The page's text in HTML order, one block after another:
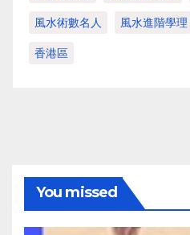
風水術數名人 風水進階學理
香港區
You missed